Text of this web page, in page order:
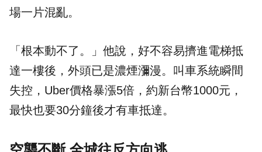
場一片混亂。
「根本動不了。」他說，好不容易擠進電梯抵
達一樓後，外頭已是濃煙瀰漫。叫車系統瞬間
失控，Uber價格暴漲5倍，約新台幣1000元，
最快也要30分鐘後才有車抵達。